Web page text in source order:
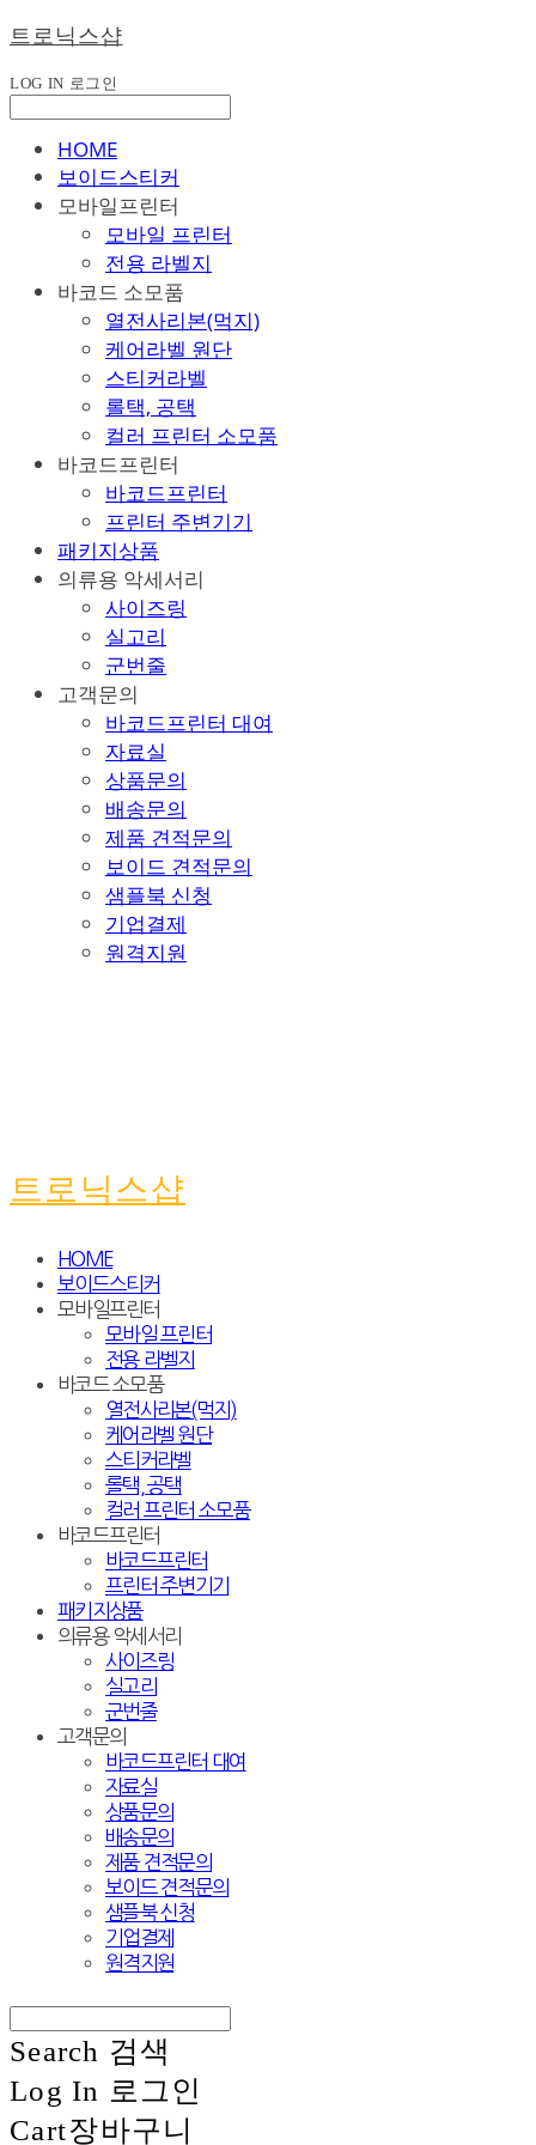
트로닉스샵
LOG IN 로그인
HOME
보이드스티커
모바일프린터
모바일 프린터
전용 라벨지
바코드 소모품
열전사리본(먹지)
케어라벨 원단
스티커라벨
롤택, 공택
컬러 프린터 소모품
바코드프린터
바코드프린터
프린터 주변기기
패키지상품
의류용 악세서리
사이즈링
실고리
군번줄
고객문의
바코드프린터 대여
자료실
상품문의
배송문의
제품 견적문의
보이드 견적문의
샘플북 신청
기업결제
원격지원
트로닉스샵
HOME
보이드스티커
모바일프린터
모바일 프린터
전용 라벨지
바코드 소모품
열전사리본(먹지)
케어라벨 원단
스티커라벨
롤택, 공택
컬러 프린터 소모품
바코드프린터
바코드프린터
프린터 주변기기
패키지상품
의류용 악세서리
사이즈링
실고리
군번줄
고객문의
바코드프린터 대여
자료실
상품문의
배송문의
제품 견적문의
보이드 견적문의
샘플북 신청
기업결제
원격지원
Search 검색
Log In 로그인
Cart장바구니